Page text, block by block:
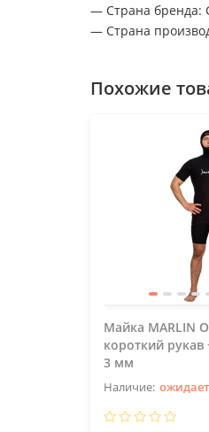
— Страна бренда:
— Страна
Похожие
Майка MARLIN
короткий
3 мм